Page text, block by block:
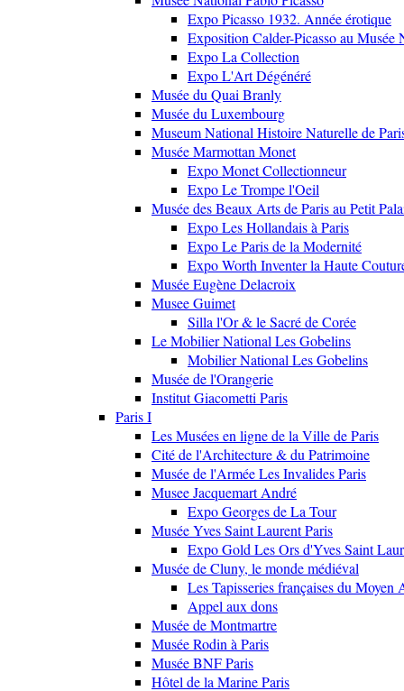
Expo Picasso 1932. Année érotique
Exposition Calder-Picasso au Musée
Expo La Collection
Expo L'Art Dégénéré
Musée du Quai Branly
Musée du Luxembourg
Museum National Histoire Naturelle de
Musée Marmottan Monet
Expo Monet Collectionneur
Expo Le Trompe l'Oeil
Musée des Beaux Arts de Paris au Petit
Expo Les Hollandais à Paris
Expo Le Paris de la Modernité
Expo Worth Inventer la Haute
Musée Eugène Delacroix
Musee Guimet
Silla l'Or & le Sacré de Corée
Le Mobilier National Les Gobelins
Mobilier National Les Gobelins
Musée de l'Orangerie
Institut Giacometti Paris
Paris I
Les Musées en ligne de la Ville de Paris
Cité de l'Architecture & du Patrimoine
Musée de l'Armée Les Invalides Paris
Musee Jacquemart André
Expo Georges de La Tour
Musée Yves Saint Laurent Paris
Expo Gold Les Ors d'Yves Saint
Musée de Cluny, le monde médiéval
Les Tapisseries françaises du Moyen
Appel aux dons
Musée de Montmartre
Musée Rodin à Paris
Musée BNF Paris
Hôtel de la Marine Paris